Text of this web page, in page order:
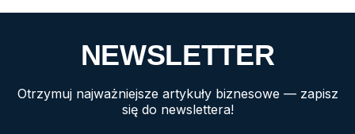
wysiłków mających na celu zwiększenie różnorodności
NEWSLETTER
Otrzymuj najważniejsze artykuły biznesowe — zapisz
się do newslettera!